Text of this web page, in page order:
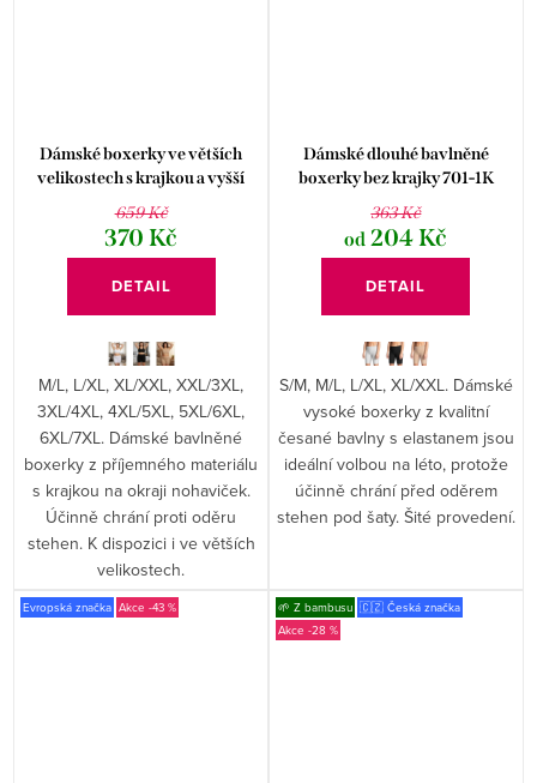
Dámské boxerky ve větších
velikostech s krajkou a vyšší
nohavičkou Moraj
659 Kč
370 Kč
DETAIL
M/L, L/XL, XL/XXL, XXL/3XL,
3XL/4XL, 4XL/5XL, 5XL/6XL,
6XL/7XL. Dámské bavlněné
boxerky z příjemného materiálu
s krajkou na okraji nohaviček.
Účinně chrání proti oděru
stehen. K dispozici i ve větších
velikostech.
Dámské dlouhé bavlněné
boxerky bez krajky 701-1K
363 Kč
od 204 Kč
DETAIL
S/M, M/L, L/XL, XL/XXL. Dámské
vysoké boxerky z kvalitní
česané bavlny s elastanem jsou
ideální volbou na léto, protože
účinně chrání před oděrem
stehen pod šaty. Šité provedení.
Evropská značka -43 % 🌱 Z bambusu 🇨🇿 Česká značka
-28 %